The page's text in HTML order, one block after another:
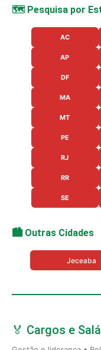
🗺️ Pesquisa por
AC
AP
DF
MA
MT
PE
RJ
RR
SE
🏙️ Outras Cidades
Jeceaba
🏅 Cargos e